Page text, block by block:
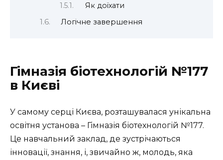
Як доїхати
Логічне завершення
Гімназія біотехнологій №177
в Києві
У самому серці Києва, розташувалася унікальна
освітня установа – Гімназія біотехнологій №177.
Це навчальний заклад, де зустрічаються
інновації, знання, і, звичайно ж, молодь, яка